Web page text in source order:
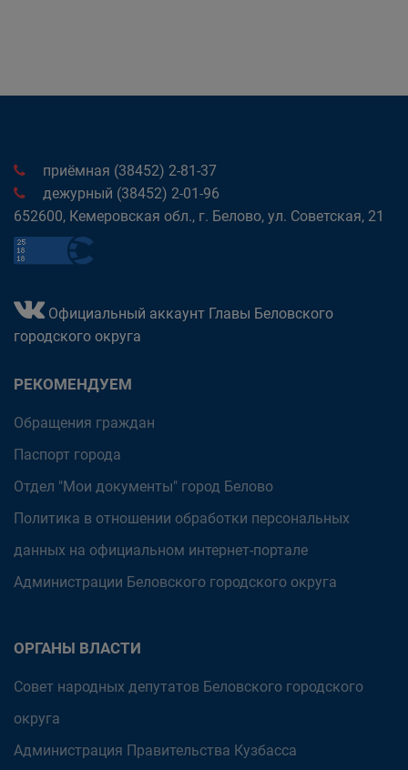
приёмная (38452) 2-81-37
дежурный (38452) 2-01-96
652600, Кемеровская обл., г. Белово, ул. Советская, 21
Официальный аккаунт Главы Беловского
городского округа
РЕКОМЕНДУЕМ
Обращения граждан
Паспорт города
Отдел "Мои документы" город Белово
Политика в отношении обработки персональных
данных на официальном интернет-портале
Администрации Беловского городского округа
ОРГАНЫ ВЛАСТИ
Совет народных депутатов Беловского городского
округа
Администрация Правительства Кузбасса